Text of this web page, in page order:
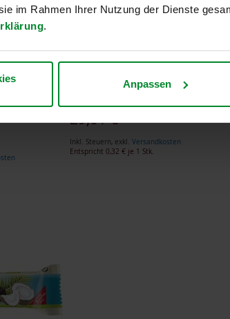
im Rahmen Ihrer Nutzung der Dienste
.
Anpassen
100g
TAKEme Zink, 90 Kapseln
29,01 €
Inkl. Steuern, exkl.Versandkosten
Entspricht0,32 € je 1 Stk.